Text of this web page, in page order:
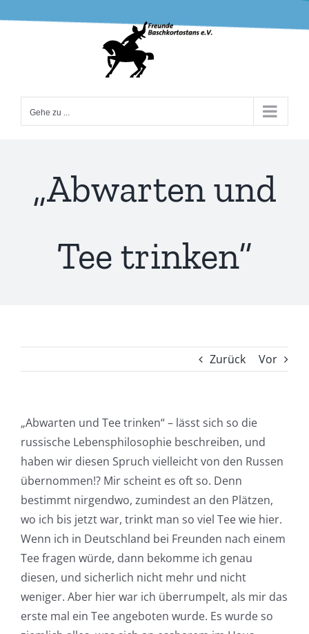
Gehe zu ...
„Abwarten und
Tee trinken“
Zurück Vor
„Abwarten und Tee trinken“ – lässt sich so die
russische Lebensphilosophie beschreiben, und
haben wir diesen Spruch vielleicht von den Russen
übernommen!? Mir scheint es oft so. Denn
bestimmt nirgendwo, zumindest an den Plätzen,
wo ich bis jetzt war, trinkt man so viel Tee wie hier.
Wenn ich in Deutschland bei Freunden nach einem
Tee fragen würde, dann bekomme ich genau
diesen, und sicherlich nicht mehr und nicht
weniger. Aber hier war ich überrumpelt, als mir das
erste mal ein Tee angeboten wurde. Es wurde so